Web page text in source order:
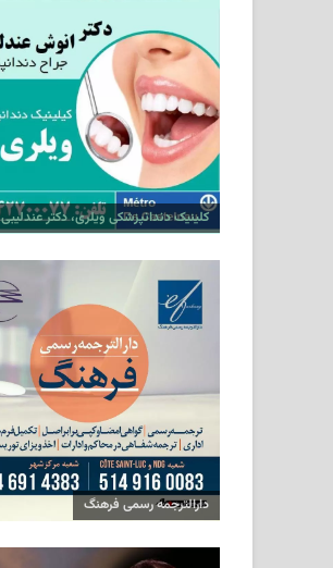
کلینیک دندانپزشکی ویلری، دکتر عندلیبی
دارالترجمه رسمی فرهنگ